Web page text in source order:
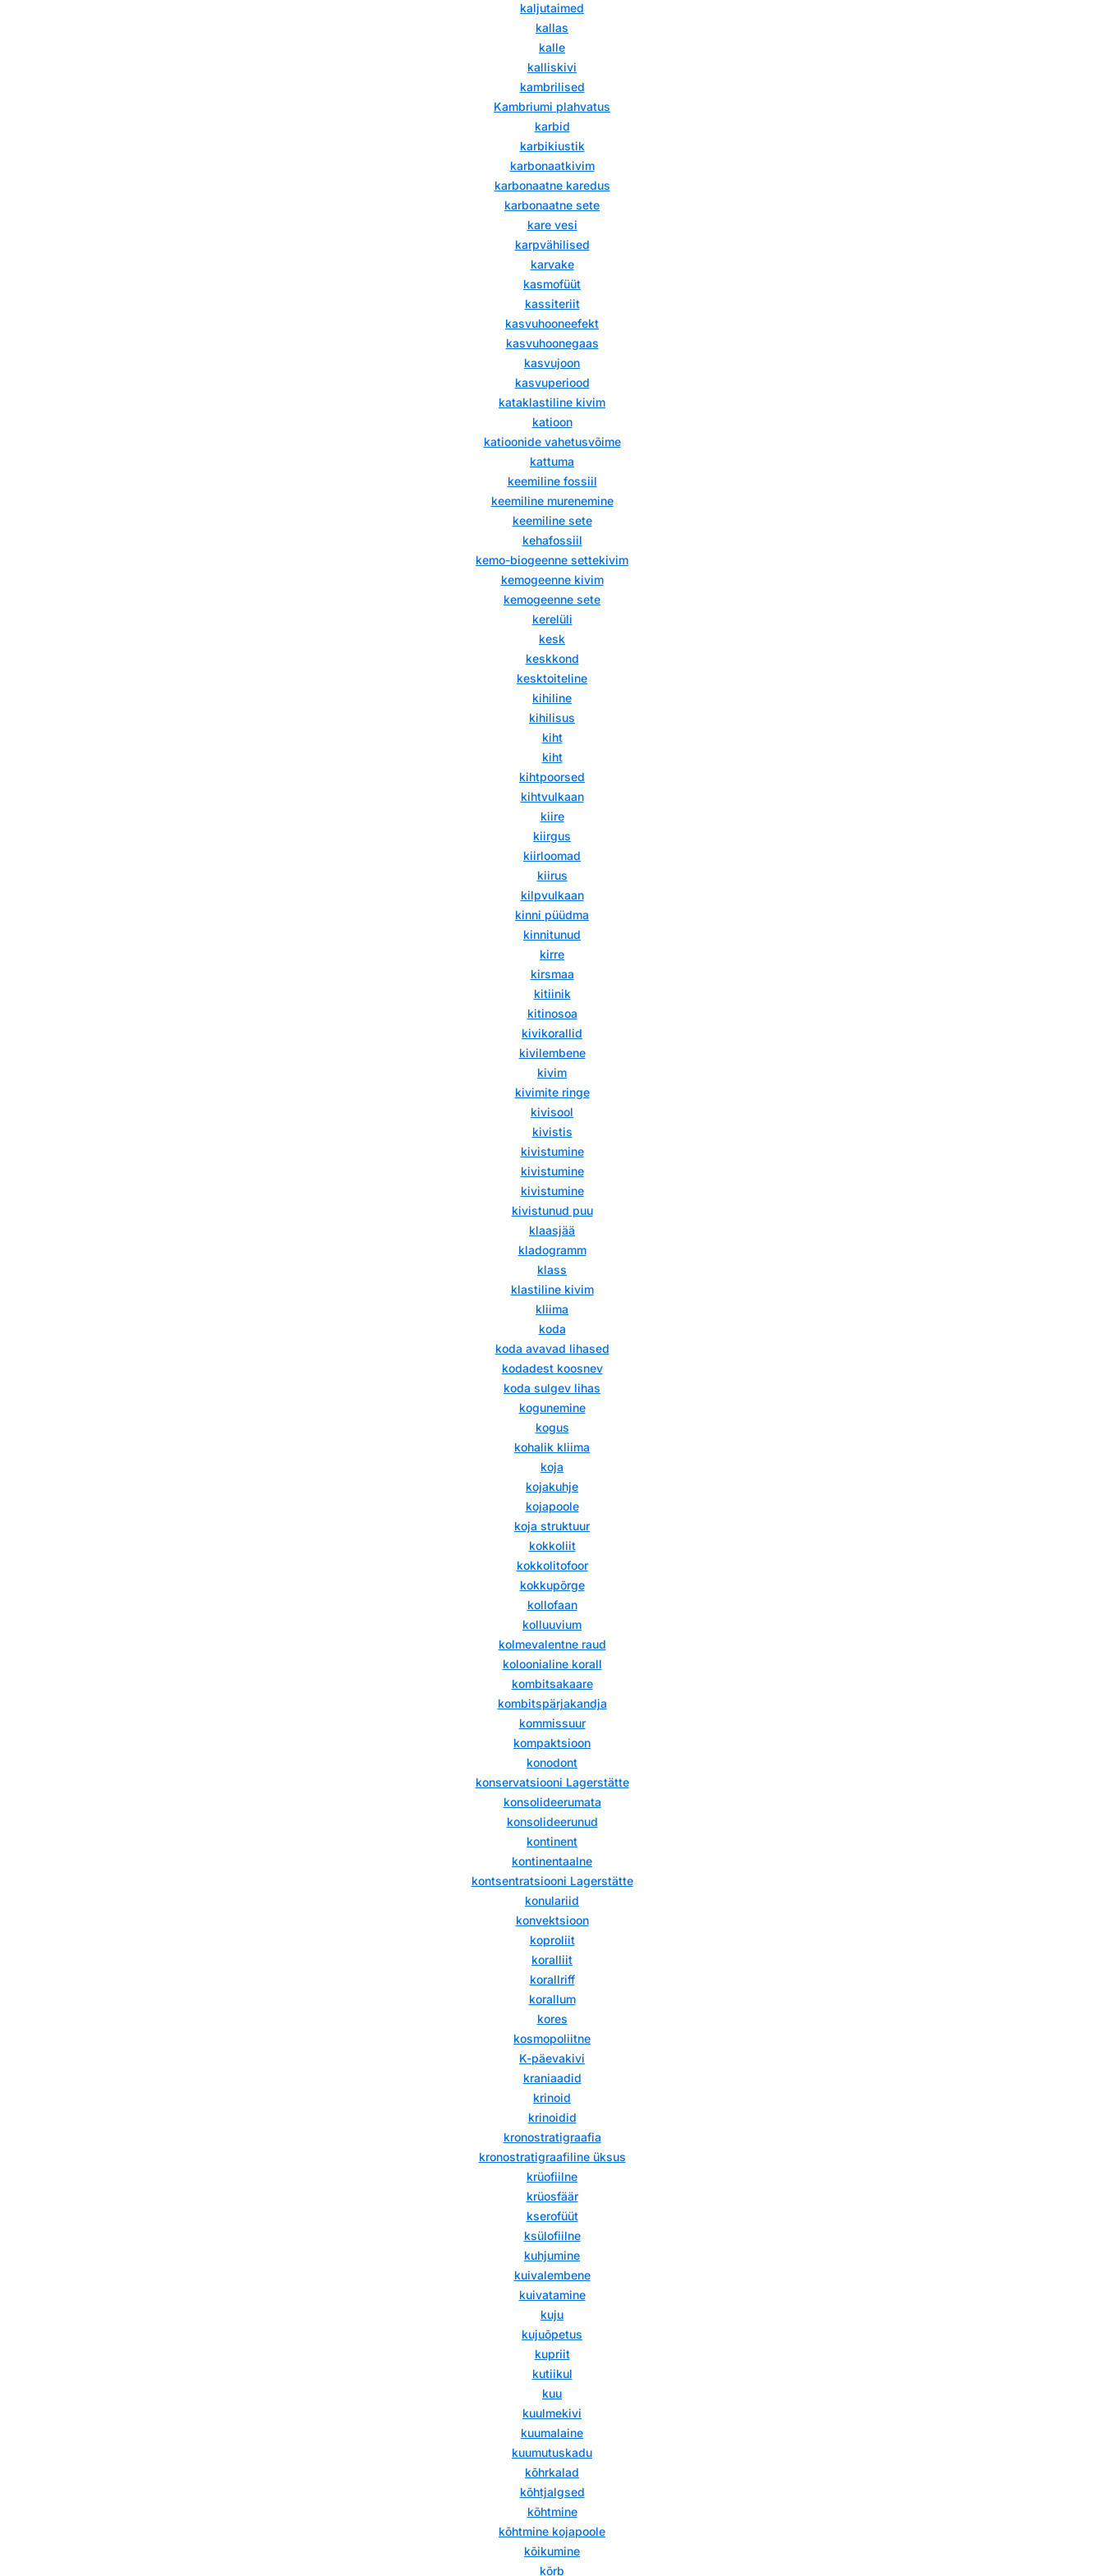
kaljutaimed
kallas
kalle
kalliskivi
kambrilised
Kambriumi plahvatus
karbid
karbikiustik
karbonaatkivim
karbonaatne karedus
karbonaatne sete
kare vesi
karpvähilised
karvake
kasmofüüt
kassiteriit
kasvuhooneefekt
kasvuhoonegaas
kasvujoon
kasvuperiood
kataklastiline kivim
katioon
katioonide vahetusvõime
kattuma
keemiline fossiil
keemiline murenemine
keemiline sete
kehafossiil
kemo-biogeenne settekivim
kemogeenne kivim
kemogeenne sete
kerelüli
kesk
keskkond
kesktoiteline
kihiline
kihilisus
kiht
kiht
kihtpoorsed
kihtvulkaan
kiire
kiirgus
kiirloomad
kiirus
kilpvulkaan
kinni püüdma
kinnitunud
kirre
kirsmaa
kitiinik
kitinosoa
kivikorallid
kivilembene
kivim
kivimite ringe
kivisool
kivistis
kivistumine
kivistumine
kivistumine
kivistunud puu
klaasjää
kladogramm
klass
klastiline kivim
kliima
koda
koda avavad lihased
kodadest koosnev
koda sulgev lihas
kogunemine
kogus
kohalik kliima
koja
kojakuhje
kojapoole
koja struktuur
kokkoliit
kokkolitofoor
kokkupõrge
kollofaan
kolluuvium
kolmevalentne raud
koloonialine korall
kombitsakaare
kombitspärjakandja
kommissuur
kompaktsioon
konodont
konservatsiooni Lagerstätte
konsolideerumata
konsolideerunud
kontinent
kontinentaalne
kontsentratsiooni Lagerstätte
konulariid
konvektsioon
koproliit
koralliit
korallriff
korallum
kores
kosmopoliitne
K-päevakivi
kraniaadid
krinoid
krinoidid
kronostratigraafia
kronostratigraafiline üksus
krüofiilne
krüosfäär
kserofüüt
ksülofiilne
kuhjumine
kuivalembene
kuivatamine
kuju
kujuõpetus
kupriit
kutiikul
kuu
kuulmekivi
kuumalaine
kuumutuskadu
kõhrkalad
kõhtjalgsed
kõhtmine
kõhtmine kojapoole
kõikumine
kõrb